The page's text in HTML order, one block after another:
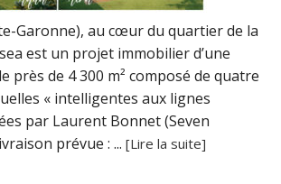
Garonne), au cœur du quartier de la
est un projet immobilier d’une
près de 4 300 m² composé de quatre
« intelligentes aux lignes
par Laurent Bonnet (Seven
prévue : ...[Lire la suite]